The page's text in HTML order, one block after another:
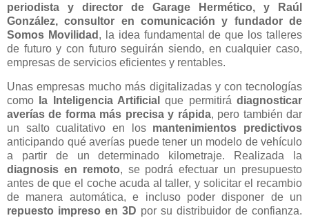
periodista y director de Garage Hermético, y Raúl
González, consultor en comunicación y fundador de
Somos Movilidad , la idea fundamental de que los talleres
de futuro y con futuro seguirán siendo, en cualquier caso,
empresas de servicios eficientes y rentables.
Unas empresas mucho más digitalizadas y con tecnologías
como
la Inteligencia Artificial que permitirádiagnosticar
averías de forma más precisa y rápida, pero también dar
un salto cualitativo en los mantenimientos predictivos
anticipando qué averías puede tener un modelo de vehículo
a partir de un determinado kilometraje. Realizada la
diagnosis en remoto, se podrá efectuar un presupuesto
antes de que el coche acuda al taller, y solicitar el recambio
de manera automática, e incluso poder disponer de un
repuesto impreso en 3D por su distribuidor de confianza.